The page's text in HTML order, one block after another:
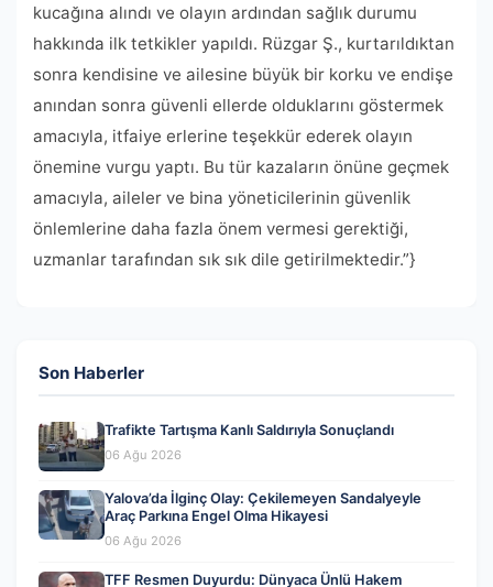
kucağına alındı ve olayın ardından sağlık durumu
hakkında ilk tetkikler yapıldı. Rüzgar Ş., kurtarıldıktan
sonra kendisine ve ailesine büyük bir korku ve endişe
anından sonra güvenli ellerde olduklarını göstermek
amacıyla, itfaiye erlerine teşekkür ederek olayın
önemine vurgu yaptı. Bu tür kazaların önüne geçmek
amacıyla, aileler ve bina yöneticilerinin güvenlik
önlemlerine daha fazla önem vermesi gerektiği,
uzmanlar tarafından sık sık dile getirilmektedir.”}
Son Haberler
Trafikte Tartışma Kanlı Saldırıyla Sonuçlandı
06 Ağu 2026
Yalova’da İlginç Olay: Çekilemeyen Sandalyeyle
Araç Parkına Engel Olma Hikayesi
06 Ağu 2026
TFF Resmen Duyurdu: Dünyaca Ünlü Hakem